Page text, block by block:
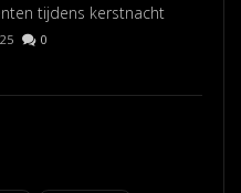
tijdens kerstnacht
0